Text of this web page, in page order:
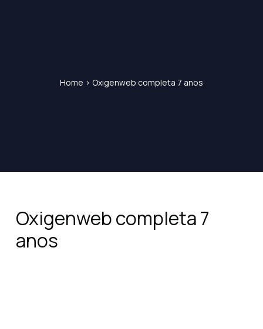
Home > Oxigenweb completa 7 anos
Oxigenweb completa 7
anos